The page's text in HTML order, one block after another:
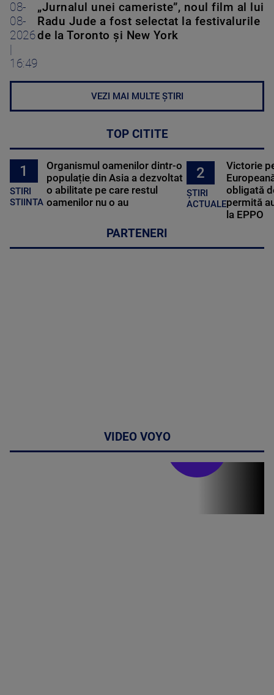
08-
08-
2026
16:49
„Jurnalul unei cameriste”, noul film al lui
Radu Jude a fost selectat la festivalurile
de la Toronto și New York
VEZI MAI MULTE ȘTIRI
TOP CITITE
1
STIRI
STIINTA
Organismul oamenilor dintr-o
populație din Asia a dezvoltat
o abilitate pe care restul
oamenilor nu o au
2
ȘTIRI
ACTUALE
Victorie
obligată
permită
la EPPO
PARTENERI
VIDEO VOYO